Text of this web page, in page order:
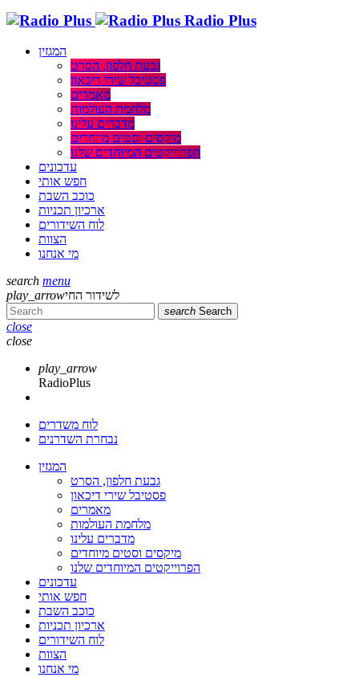
Radio Plus
המגזין
גבעת חלפון, הסרט
פסטיבל שירי דיכאון
מאמרים
מלחמת העולמות
מדברים עלינו
מיקסים וסטים מיוחדים
הפרוייקטים המיוחדים שלנו
עדכונים
חפש אותי
כוכב השבת
ארכיון תכניות
לוח השידורים
הצוות
מי אנחנו
search menu
play_arrowלשידור החי
search Search
close
close
play_arrow
RadioPlus
לוח משדרים
נבחרת השדרנים
המגזין
גבעת חלפון, הסרט
פסטיבל שירי דיכאון
מאמרים
מלחמת העולמות
מדברים עלינו
מיקסים וסטים מיוחדים
הפרוייקטים המיוחדים שלנו
עדכונים
חפש אותי
כוכב השבת
ארכיון תכניות
לוח השידורים
הצוות
מי אנחנו